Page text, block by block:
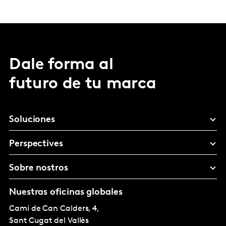
Dale forma al
futuro de tu marca
Soluciones
Perspectives
Sobre nostros
Nuestras oficinas globales
Camí de Can Calders, 4,
Sant Cugat del Vallès